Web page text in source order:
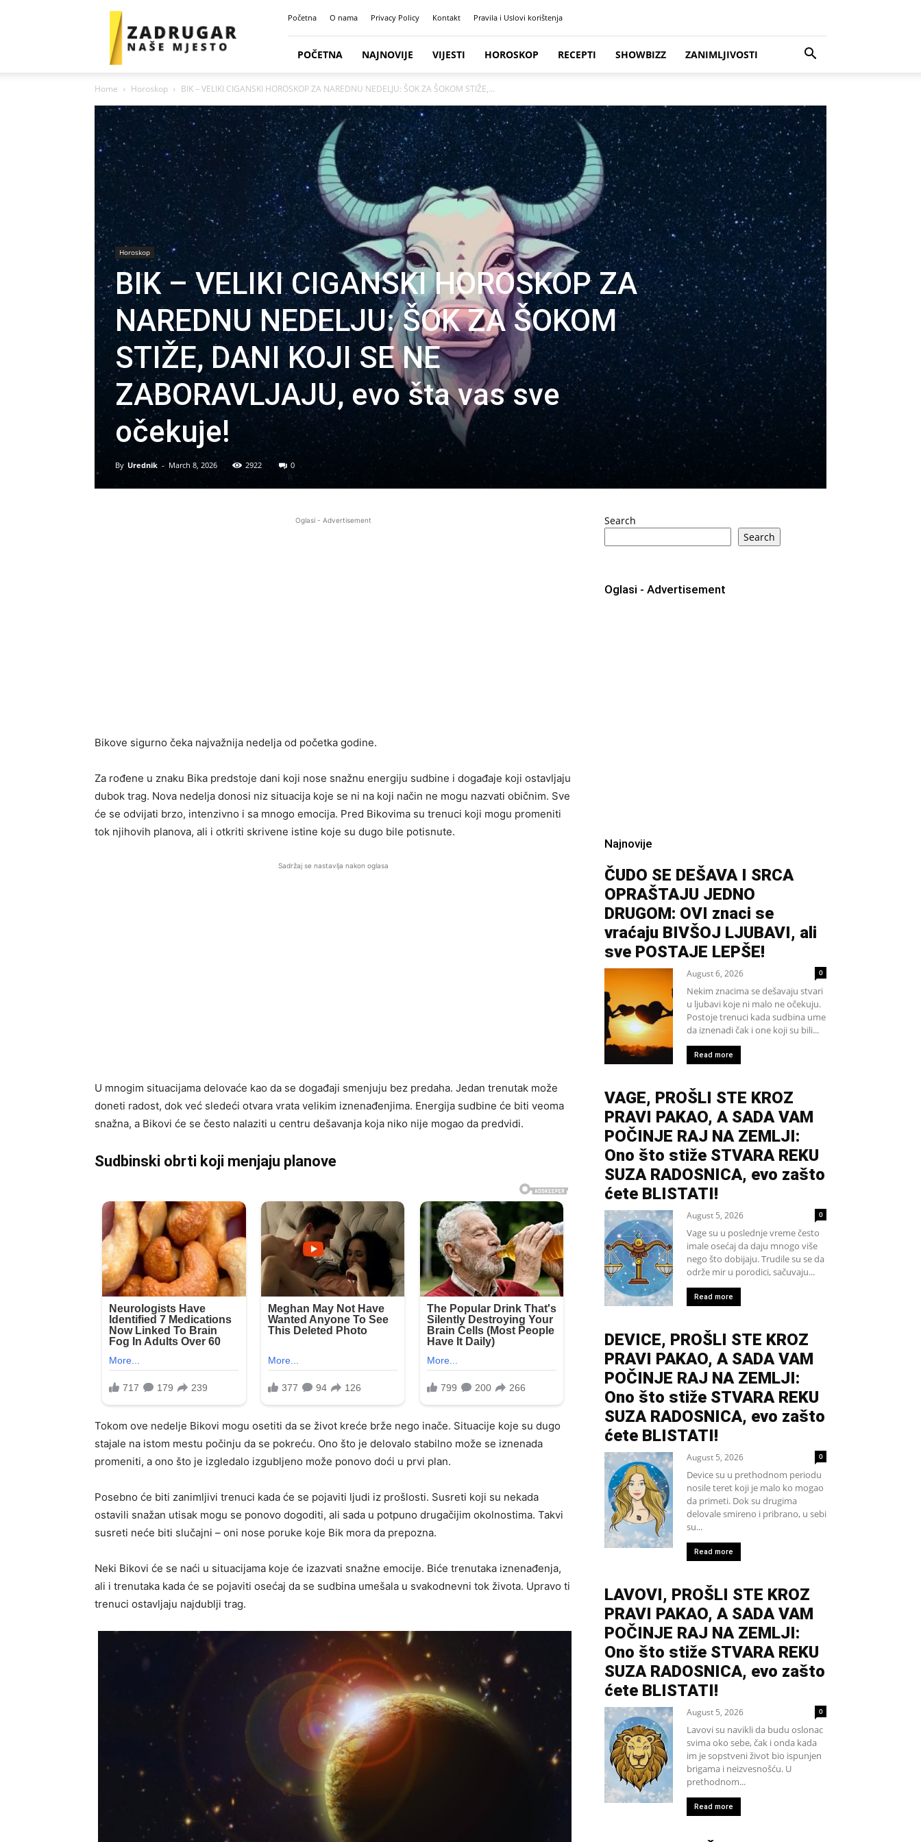
Zadrugar
Početna O nama Privacy Policy Kontakt Pravila i Uslovi korištenja
POČETNA NAJNOVIJE VIJESTI HOROSKOP RECEPTI SHOWBIZZ ZANIMLJIVOSTI
Home Horoskop BIK – VELIKI CIGANSKI HOROSKOP ZA NAREDNU NEDELJU: ŠOK ZA ŠOKOM STIŽE,...
Horoskop
BIK – VELIKI CIGANSKI HOROSKOP ZA
NAREDNU NEDELJU: ŠOK ZA ŠOKOM
STIŽE, DANI KOJI SE NE
ZABORAVLJAJU, evo šta vas sve
očekuje!
By Urednik - March 8, 2026 2922 0
Oglasi - Advertisement
Bikove sigurno čeka najvažnija nedelja od početka godine.
Za rođene u znaku Bika predstoje dani koji nose snažnu energiju sudbine i događaje koji ostavljaju
dubok trag. Nova nedelja donosi niz situacija koje se ni na koji način ne mogu nazvati običnim. Sve
će se odvijati brzo, intenzivno i sa mnogo emocija. Pred Bikovima su trenuci koji mogu promeniti
tok njihovih planova, ali i otkriti skrivene istine koje su dugo bile potisnute.
Sadržaj se nastavlja nakon oglasa
U mnogim situacijama delovaće kao da se događaji smenjuju bez predaha. Jedan trenutak može
doneti radost, dok već sledeći otvara vrata velikim iznenađenjima. Energija sudbine će biti veoma
snažna, a Bikovi će se često nalaziti u centru dešavanja koja niko nije mogao da predvidi.
Sudbinski obrti koji menjaju planove
Tokom ove nedelje Bikovi mogu osetiti da se život kreće brže nego inače. Situacije koje su dugo
stajale na istom mestu počinju da se pokreću. Ono što je delovalo stabilno može se iznenada
promeniti, a ono što je izgledalo izgubljeno može ponovo doći u prvi plan.
Posebno će biti zanimljivi trenuci kada će se pojaviti ljudi iz prošlosti. Susreti koji su nekada
ostavili snažan utisak mogu se ponovo dogoditi, ali sada u potpuno drugačijim okolnostima. Takvi
susreti neće biti slučajni – oni nose poruke koje Bik mora da prepozna.
Neki Bikovi će se naći u situacijama koje će izazvati snažne emocije. Biće trenutaka iznenađenja,
ali i trenutaka kada će se pojaviti osećaj da se sudbina umešala u svakodnevni tok života. Upravo ti
trenuci ostavljaju najdublji trag.
Search
Search
Oglasi - Advertisement
Najnovije
ČUDO SE DEŠAVA I SRCA
OPRAŠTAJU JEDNO
DRUGOM: OVI znaci se
vraćaju BIVŠOJ LJUBAVI, ali
sve POSTAJE LEPŠE!
August 6, 2026 0
Nekim znacima se dešavaju stvari
u ljubavi koje ni malo ne očekuju.
Postoje trenuci kada sudbina ume
da iznenadi čak i one koji su bili...
Read more
VAGE, PROŠLI STE KROZ
PRAVI PAKAO, A SADA VAM
POČINJE RAJ NA ZEMLJI:
Ono što stiže STVARA REKU
SUZA RADOSNICA, evo zašto
ćete BLISTATI!
August 5, 2026 0
Vage su u poslednje vreme često
imale osećaj da daju mnogo više
nego što dobijaju. Trudile su se da
održe mir u porodici, sačuvaju...
Read more
DEVICE, PROŠLI STE KROZ
PRAVI PAKAO, A SADA VAM
POČINJE RAJ NA ZEMLJI:
Ono što stiže STVARA REKU
SUZA RADOSNICA, evo zašto
ćete BLISTATI!
August 5, 2026 0
Device su u prethodnom periodu
nosile teret koji je malo ko mogao
da primeti. Dok su drugima
delovale smireno i pribrano, u sebi
su...
Read more
LAVOVI, PROŠLI STE KROZ
PRAVI PAKAO, A SADA VAM
POČINJE RAJ NA ZEMLJI:
Ono što stiže STVARA REKU
SUZA RADOSNICA, evo zašto
ćete BLISTATI!
August 5, 2026 0
Lavovi su navikli da budu oslonac
svima oko sebe, čak i onda kada
im je sopstveni život bio ispunjen
brigama i neizvesnošću. U
prethodnom...
Read more